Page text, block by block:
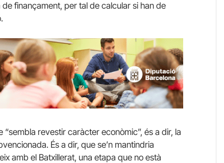
finançament, per tal de calcular si han de
revestir caràcter econòmic”, és a dir, la
És a dir, que se’n mantindria
amb el Batxillerat, una etapa que no està